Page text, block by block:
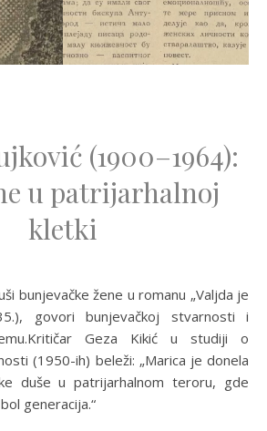
(1900–1964):
u patrijarhalnoj
kletki
bunjevačke žene u romanu „Valjda je
govori bunjevačkoj stvarnosti i
Geza Kikić u studiji o
(1950-ih) beleži: „Marica je donela
duše u patrijarhalnom teroru, gde
generacija.“